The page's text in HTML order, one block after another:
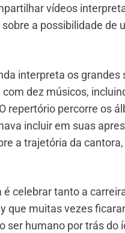
vídeos
a possibilidade de
interpreta os
dez músicos,
repertório percorre os
incluir em suas
a trajetória da
é celebrar tanto a
que muitas vezes
ser humano por trás